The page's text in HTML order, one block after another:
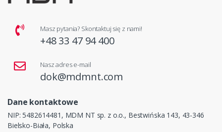
Masz pytania? Skontaktuj się z nami!
+48 33 47 94 400
Nasz adres e-mail
dok@mdmnt.com
Dane kontaktowe
NIP: 5482614481, MDM NT sp. z o.o., Bestwińska 143, 43-346
Bielsko-Biała, Polska